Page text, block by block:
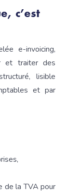
c’est
e-invoicing,
et traiter des
lisible
et par
de la TVA pour